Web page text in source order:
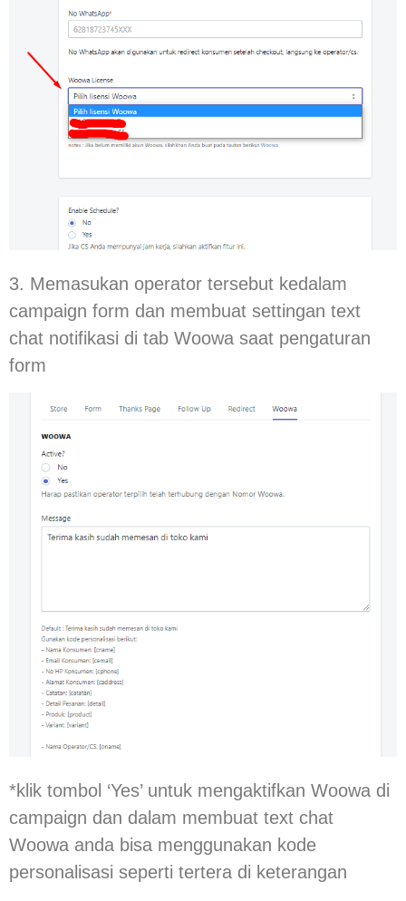
3. Memasukan operator tersebut kedalam
campaign form dan membuat settingan text
chat notifikasi di tab Woowa saat pengaturan
form
*klik tombol ‘Yes’ untuk mengaktifkan Woowa di
campaign dan dalam membuat text chat
Woowa anda bisa menggunakan kode
personalisasi seperti tertera di keterangan